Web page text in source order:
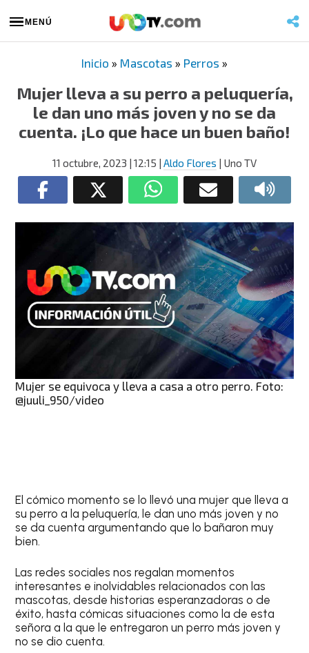
MENÚ
Inicio » Mascotas » Perros »
Mujer lleva a su perro a peluquería,
le dan uno más joven y no se da
cuenta. ¡Lo que hace un buen baño!
11 octubre, 2023 | 12:15 | Aldo Flores | Uno TV
Mujer se equivoca y lleva a casa a otro perro. Foto:
@juuli_950/video
El cómico momento se lo llevó una mujer que lleva a
su perro a la peluquería, le dan uno más joven y no
se da cuenta argumentando que lo bañaron muy
bien.
Las redes sociales nos regalan momentos
interesantes e inolvidables relacionados con las
mascotas, desde historias esperanzadoras o de
éxito, hasta cómicas situaciones como la de esta
señora a la que le entregaron un perro más joven y
no se dio cuenta.